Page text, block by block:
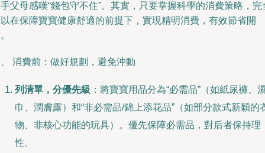
父母感嘆“錢包守不住”。其實，只要掌握科學的消費策略，完
在保障寶寶健康舒適的前提下，實現精明消費，有效節省開
消費前：做好規劃，避免沖動
列清單，分優先級 ：將寶寶用品分為“必需品”（如紙尿褲、
巾、潤膚露）和“非必需品/錦上添花品”（如部分款式新穎的
物、非核心功能的玩具）。優先保障必需品，對后者保持理
性。